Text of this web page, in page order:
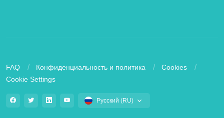
FAQ Конфиденциальность и политика
Cookies
Cookie Settings
Русский (RU)